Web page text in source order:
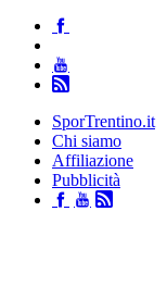
SporTrentino.it
Chi siamo
Affiliazione
Pubblicità